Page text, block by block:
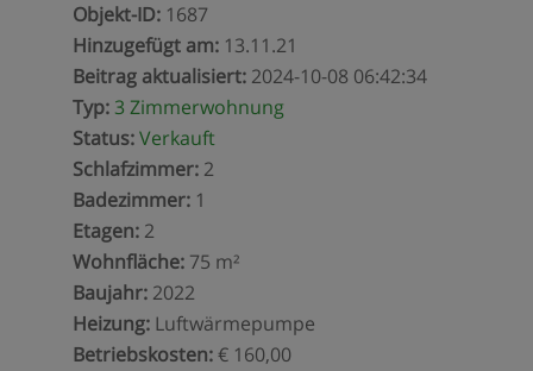
Objekt-ID: 1687
Hinzugefügt am: 13.11.21
Beitrag aktualisiert: 2024-10-08 06:42:34
Typ: 3 Zimmerwohnung
Status:Verkauft
Schlafzimmer: 2
Badezimmer: 1
Etagen: 2
Wohnfläche: 75 m²
Baujahr: 2022
Heizung: Luftwärmepumpe
Betriebskosten:€ 160,00